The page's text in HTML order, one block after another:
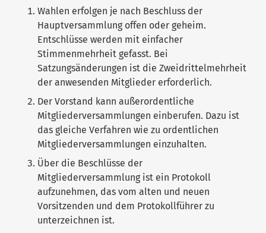
Wahlen erfolgen je nach Beschluss der
Hauptversammlung offen oder geheim.
Entschlüsse werden mit einfacher
Stimmenmehrheit gefasst. Bei
Satzungsänderungen ist die Zweidrittelmehrheit
der anwesenden Mitglieder erforderlich.
Der Vorstand kann außerordentliche
Mitgliederversammlungen einberufen. Dazu ist
das gleiche Verfahren wie zu ordentlichen
Mitgliederversammlungen einzuhalten.
Über die Beschlüsse der
Mitgliederversammlung ist ein Protokoll
aufzunehmen, das vom alten und neuen
Vorsitzenden und dem Protokollführer zu
unterzeichnen ist.